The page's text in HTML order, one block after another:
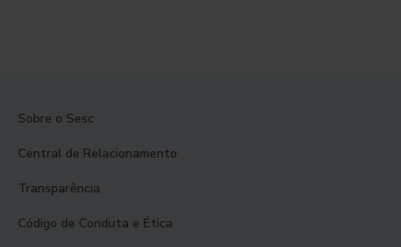
Sobre o Sesc
Central de Relacionamento
Transparência
Código de Conduta e Ética